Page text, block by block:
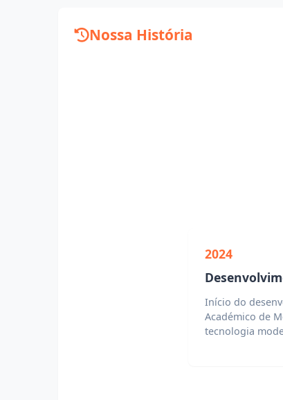
Nossa História
2024
Início do
Académico de
tecnologia